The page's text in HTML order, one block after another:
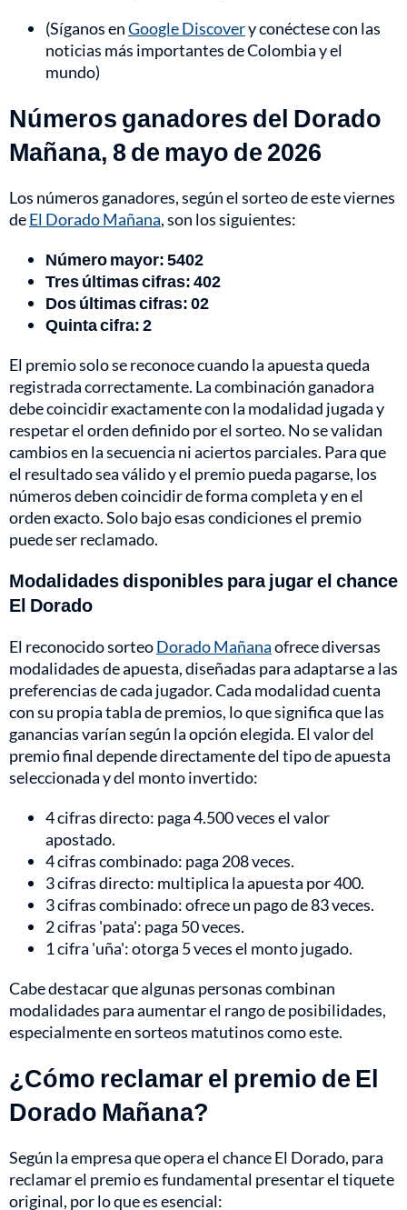
(Síganos enGoogle Discovery conéctese con las
noticias más importantes de Colombia y el
mundo)
Números ganadores del Dorado
Mañana, 8 de mayo de 2026
Los números ganadores, según el sorteo de este viernes
deEl Dorado Mañana, son los siguientes:
Número mayor: 5402
Tres últimas cifras: 402
Dos últimas cifras: 02
Quinta cifra: 2
El premio solo se reconoce cuando la apuesta queda
registrada correctamente. La combinación ganadora
debe coincidir exactamente con la modalidad jugada y
respetar el orden definido por el sorteo. No se validan
cambios en la secuencia ni aciertos parciales. Para que
el resultado sea válido y el premio pueda pagarse, los
números deben coincidir de forma completa y en el
orden exacto. Solo bajo esas condiciones el premio
puede ser reclamado.
Modalidades disponibles para jugar el chance
El Dorado
El reconocido sorteoDorado Mañanaofrece diversas
modalidades de apuesta, diseñadas para adaptarse a las
preferencias de cada jugador. Cada modalidad cuenta
con su propia tabla de premios, lo que significa que las
ganancias varían según la opción elegida. El valor del
premio final depende directamente del tipo de apuesta
seleccionada y del monto invertido:
4 cifras directo: paga 4.500 veces el valor
apostado.
4 cifras combinado: paga 208 veces.
3 cifras directo: multiplica la apuesta por 400.
3 cifras combinado: ofrece un pago de 83 veces.
2 cifras 'pata': paga 50 veces.
1 cifra 'uña': otorga 5 veces el monto jugado.
Cabe destacar que algunas personas combinan
modalidades para aumentar el rango de posibilidades,
especialmente en sorteos matutinos como este.
¿Cómo reclamar el premio de El
Dorado Mañana?
Según la empresa que opera el chance El Dorado, para
reclamar el premio es fundamental presentar el tiquete
original, por lo que es esencial: